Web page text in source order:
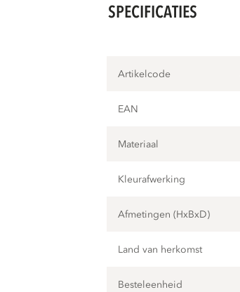
SPECIFICATIES
Artikelcode
EAN
Materiaal
Kleurafwerking
Afmetingen (HxBxD)
Land van herkomst
Besteleenheid